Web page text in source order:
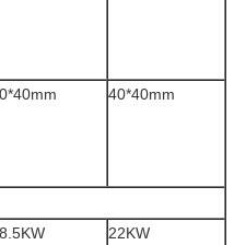
40*40mm
22KW